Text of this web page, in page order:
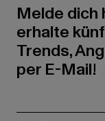
Melde dich
erhalte
Trends,
per E-Mail!